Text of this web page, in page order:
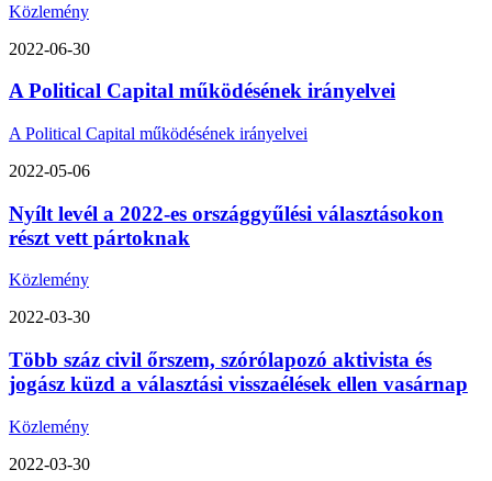
Közlemény
2022-06-30
A Political Capital működésének irányelvei
A Political Capital működésének irányelvei
2022-05-06
Nyílt levél a 2022-es országgyűlési választásokon
részt vett pártoknak
Közlemény
2022-03-30
Több száz civil őrszem, szórólapozó aktivista és
jogász küzd a választási visszaélések ellen vasárnap
Közlemény
2022-03-30